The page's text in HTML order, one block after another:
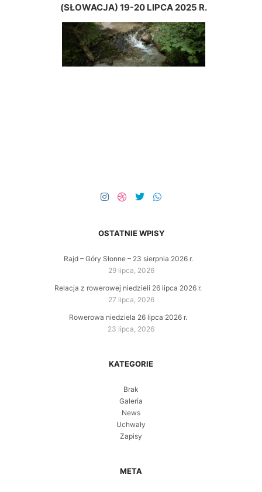
(SŁOWACJA) 19-20 LIPCA 2025 R.
OSTATNIE WPISY
Rajd – Góry Słonne – 23 sierpnia 2026 r.
29 lipca, 2026
Relacja z rowerowej niedzieli 26 lipca 2026 r.
27 lipca, 2026
Rowerowa niedziela 26 lipca 2026 r.
23 lipca, 2026
KATEGORIE
Brak
Galeria
News
Uchwały
Zapisy
META